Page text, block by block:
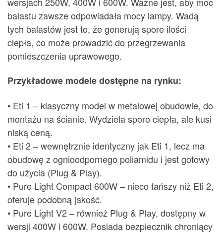
balastu zawsze odpowiadała mocy lampy. Wadą
tych balastów jest to, że generują spore ilości
ciepła, co może prowadzić do przegrzewania
pomieszczenia uprawowego.
Przykładowe modele dostępne na rynku:
• Eti 1 – klasyczny model w metalowej obudowie, do
montażu na ścianie. Wydziela sporo ciepła, ale kusi
niską ceną.
• Eti 2 – wewnętrznie identyczny jak Eti 1, lecz ma
obudowę z ognioodpornego poliamidu i jest gotowy
do użycia (Plug & Play).
• Pure Light Compact 600W – nieco tańszy niż Eti 2,
oferuje podobną jakość.
• Pure Light V2 – również Plug & Play, dostępny w
wersji 400W i 600W. Posiada bezpiecznik chroniący